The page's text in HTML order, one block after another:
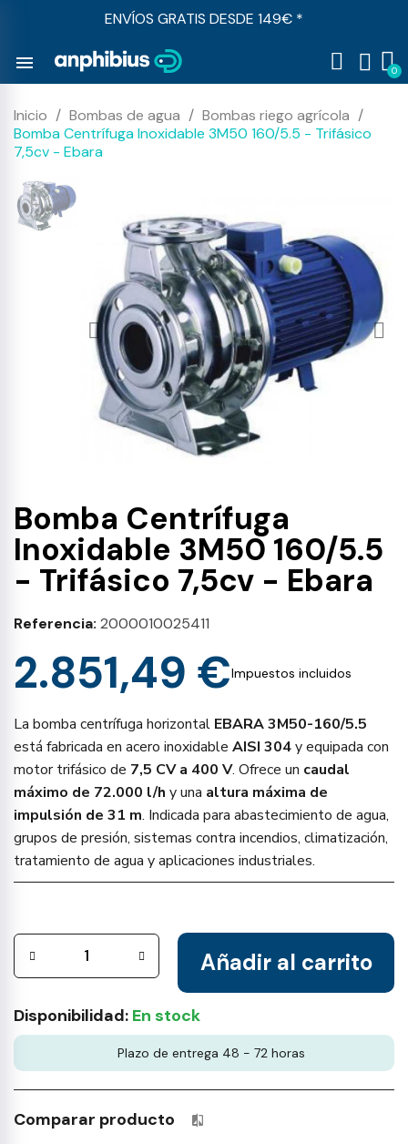
ENVÍOS GRATIS DESDE 149€ *
menu
Inicio Bombas de agua
Bombas riego agrícola
Bomba Centrífuga Inoxidable 3M50 160/5.5 - Trifásico
7,5cv - Ebara
Bomba Centrífuga
Inoxidable 3M50 160/5.5
- Trifásico 7,5cv - Ebara
Referencia 2000010025411
2.851,49 €Impuestos incluidos
La bomba centrífuga horizontal EBARA 3M50-160/5.5
está fabricada en acero inoxidable AISI 304y equipada con
motor trifásico de 7,5 CV a 400 V. Ofrece un caudal
máximo de 72.000 l/h y una altura máxima de
impulsión de 31 m. Indicada para abastecimiento de agua,
grupos de presión, sistemas contra incendios, climatización,
tratamiento de agua y aplicaciones industriales.
Añadir al carrito
Disponibilidad: En stock
Plazo de entrega 48 - 72 horas
Comparar producto Productos incluidos en tu lista